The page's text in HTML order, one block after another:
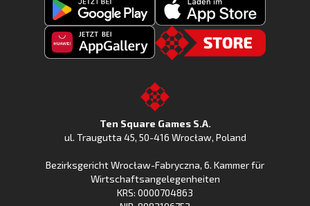
Fishing
Clash
Laden
Fishing
im
Apple
Store
Huawei
Gallery
to
the
Ten Square Games S.A.
ul. Traugutta 45, 50-416 Wrocław, Poland
Bezirksgericht Wrocław-Fabryczna, 6. Kammer für
Wirtschaftsangelegenheiten
KRS: 0000704863